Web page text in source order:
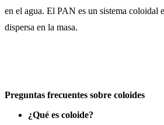
en el agua. El PAN es un sistema coloidal
dispersa en la masa.
Preguntas frecuentes sobre coloides
¿Qué es coloide?